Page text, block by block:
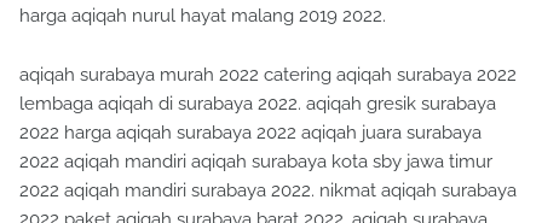
harga aqiqah nurul hayat malang 2019 2022.
aqiqah surabaya murah 2022 catering aqiqah surabaya 2022
lembaga aqiqah di surabaya 2022. aqiqah gresik surabaya
2022 harga aqiqah surabaya 2022 aqiqah juara surabaya
2022 aqiqah mandiri aqiqah surabaya kota sby jawa timur
2022 aqiqah mandiri surabaya 2022. nikmat aqiqah surabaya